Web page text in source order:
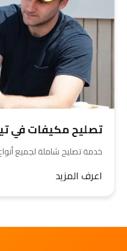
تصليح مكيفات في
خدمة تصليح شاملة لجميع
اعرف المزيد